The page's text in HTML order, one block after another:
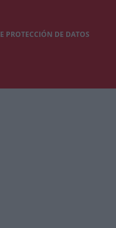
PROTECCIÓN DE DATOS